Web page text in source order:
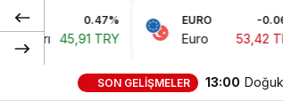
0.47%
45,91 TRY
EURO -0.06%
Euro 53,42 TRY
SON GELIŞMELER 13:00